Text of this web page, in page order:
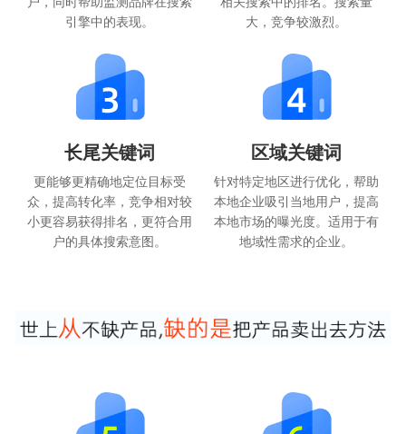
引擎中的表现。
大，竞争较激烈。
长尾关键词
更能够更精确地定位目标受
众，提高转化率，竞争相对较
小更容易获得排名，更符合用
户的具体搜索意图。
区域关键词
针对特定地区进行优化，帮助
本地企业吸引当地用户，提高
本地市场的曝光度。适用于有
地域性需求的企业。